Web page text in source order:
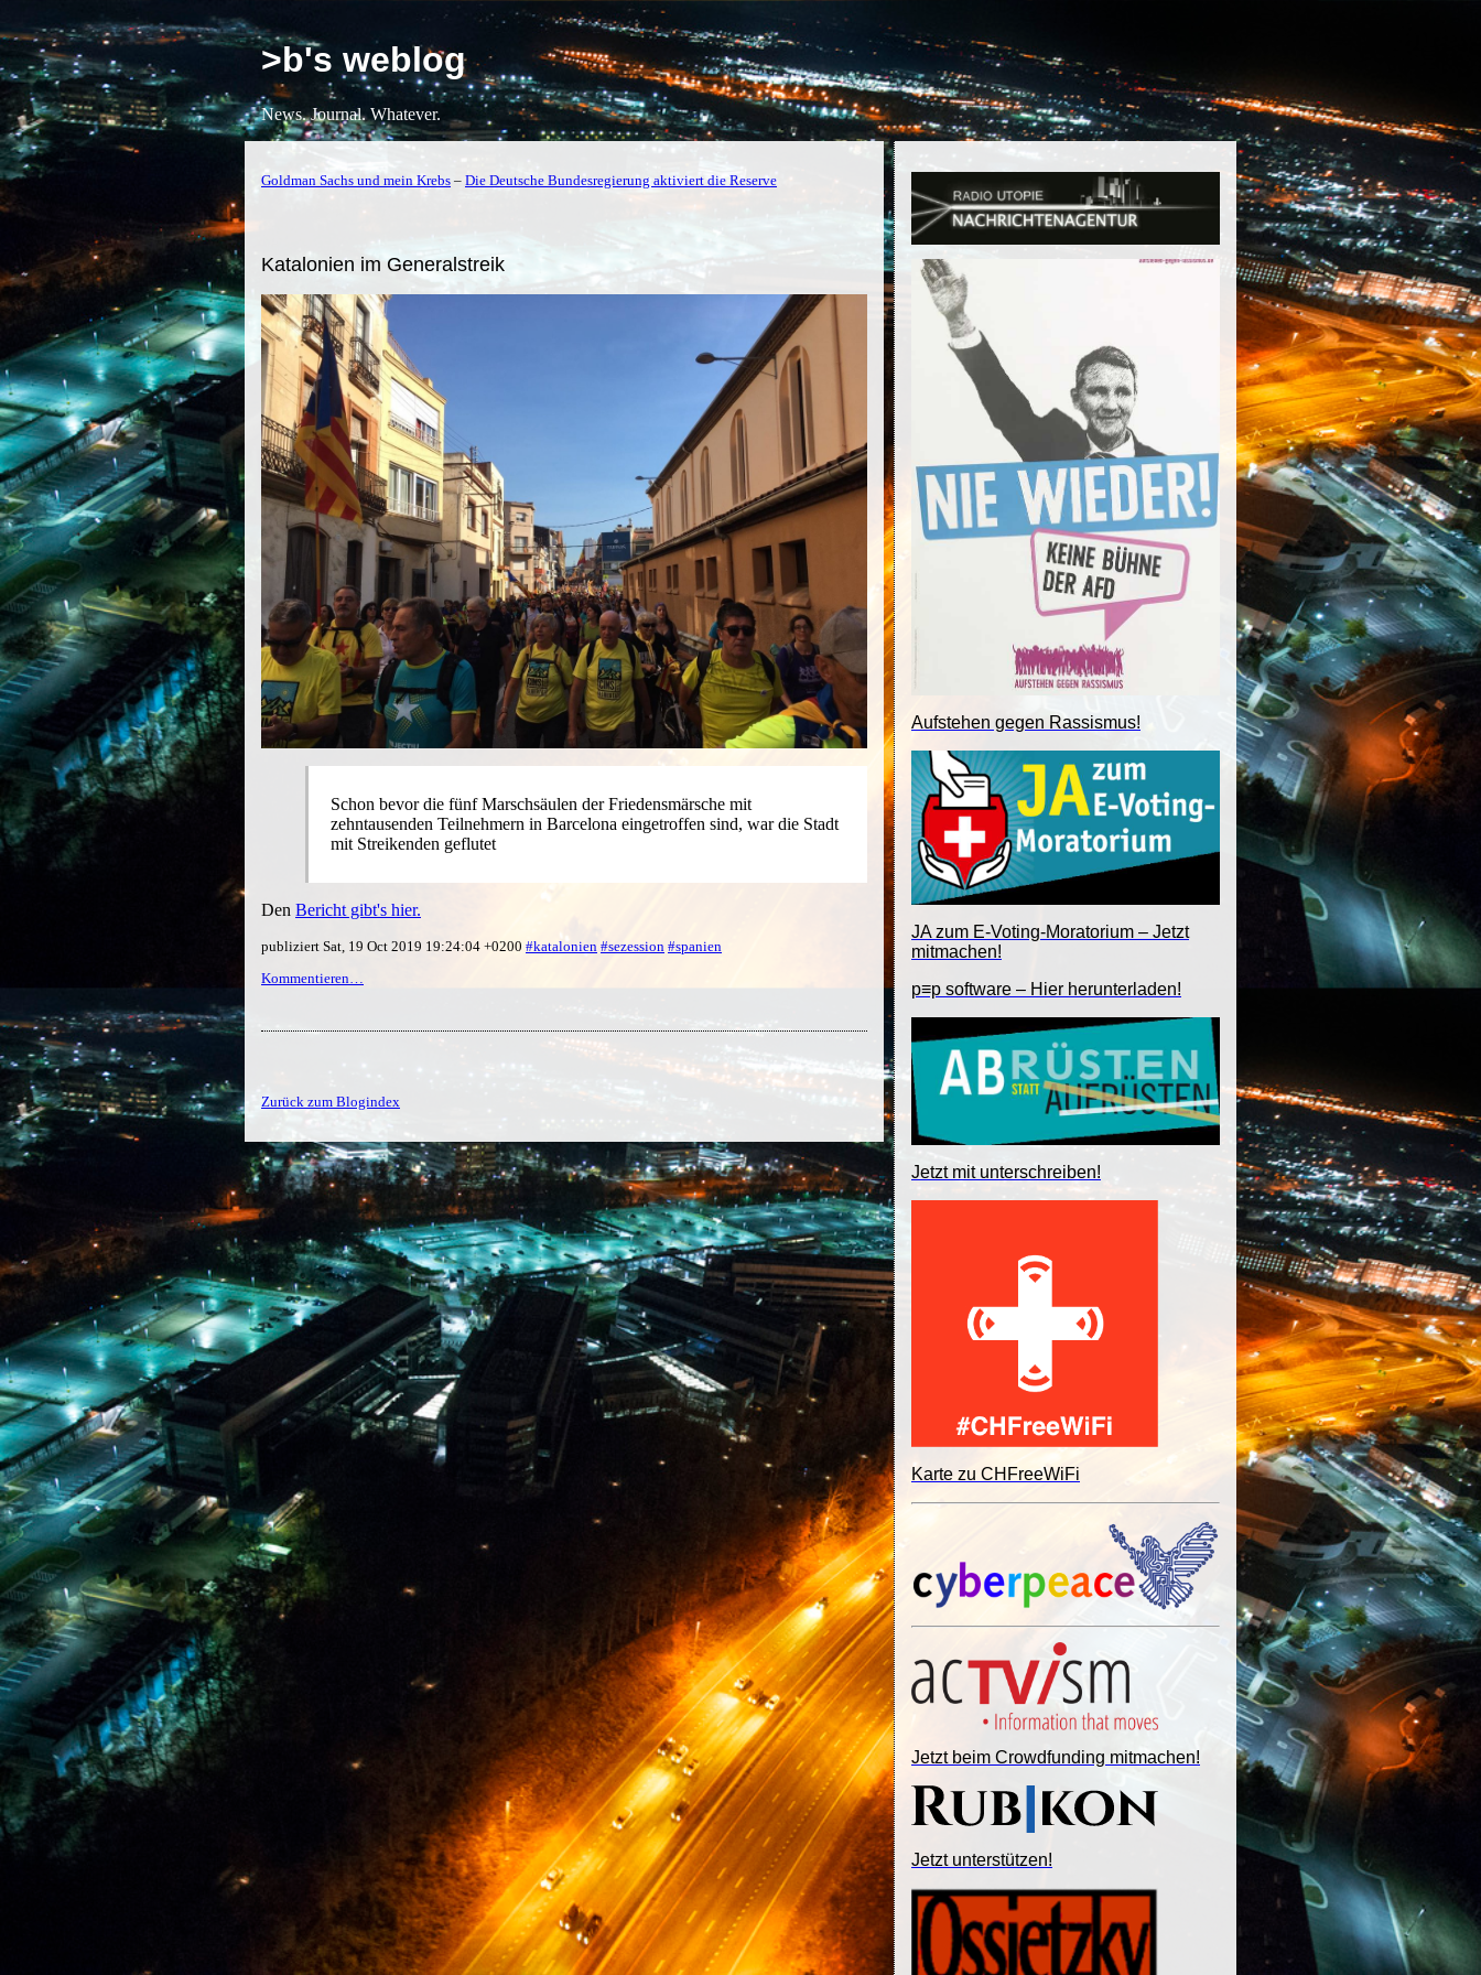
>b's weblog
News. Journal. Whatever.
Aufstehen gegen Rassismus!
JA zum E-Voting-Moratorium – Jetzt
mitmachen!
p≡p software – Hier herunterladen!
Jetzt mit unterschreiben!
Karte zu CHFreeWiFi
Jetzt beim Crowdfunding mitmachen!
Jetzt unterstützen!
Goldman Sachs und mein Krebs – Die Deutsche Bundesregierung aktiviert die Reserve
Katalonien im Generalstreik
Schon bevor die fünf Marschsäulen der Friedensmärsche mit
zehntausenden Teilnehmern in Barcelona eingetroffen sind, war die Stadt
mit Streikenden geflutet
Den Bericht gibt's hier.
publiziert Sat, 19 Oct 2019 19:24:04 +0200 #katalonien #sezession #spanien
Kommentieren…
Zurück zum Blogindex